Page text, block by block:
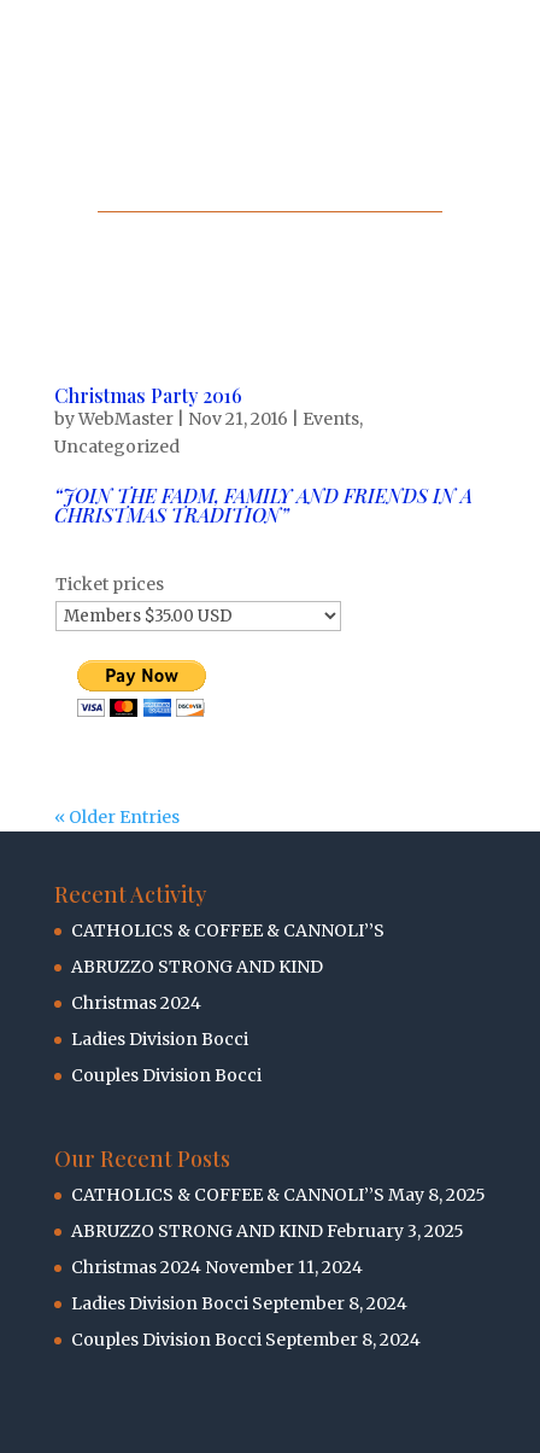
Christmas Party 2016
byWebMaster| Nov 21, 2016 Events,
Uncategorized
“JOIN THE FADM, FAMILY AND FRIENDSIN A
CHRISTMAS TRADITION”
Ticket prices
« Older Entries
Recent Activity
CATHOLICS & COFFEE & CANNOLI’’S
ABRUZZO STRONG AND KIND
Christmas 2024
Ladies Division Bocci
Couples Division Bocci
Our Recent Posts
CATHOLICS & COFFEE & CANNOLI’’S May 8, 2025
ABRUZZO STRONG AND KINDFebruary 3, 2025
Christmas 2024 November 11, 2024
Ladies Division Bocci September 8, 2024
Couples Division Bocci September 8, 2024